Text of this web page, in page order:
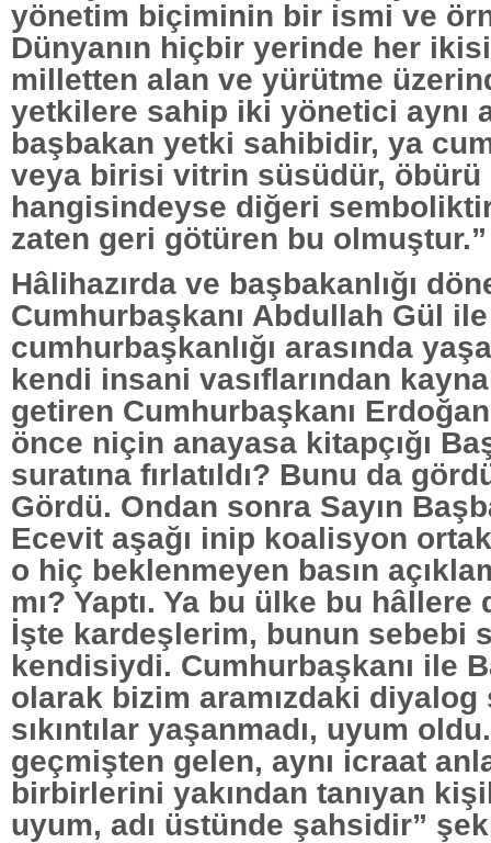
yönetim biçiminin bir ismi ve
Dünyanın hiçbir yerinde her
milletten alan ve yürütme
yetkilere sahip iki yönetici aynı
başbakan yetki sahibidir, ya
veya birisi vitrin süsüdür, öbürü
hangisindeyse diğeri
zaten geri götüren bu olmuştur.”
Hâlihazırda ve başbakanlığı
Cumhurbaşkanı Abdullah Gül
cumhurbaşkanlığı arasında
kendi insani vasıflarından
getiren Cumhurbaşkanı
önce niçin anayasa kitapçığı
suratına fırlatıldı? Bunu da
Gördü. Ondan sonra Sayın
Ecevit aşağı inip koalisyon
o hiç beklenmeyen basın
mı? Yaptı. Ya bu ülke bu
İşte kardeşlerim, bunun sebebi
kendisiydi. Cumhurbaşkanı ile
olarak bizim aramızdaki
sıkıntılar yaşanmadı, uyum
geçmişten gelen, aynı icraat
birbirlerini yakından tanıyan
uyum, adı üstünde şahsidir”